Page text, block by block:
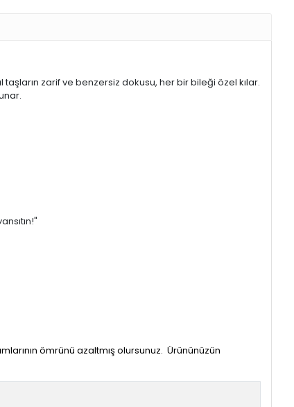
zarif ve benzersiz dokusu, her bir bileği özel kılar.
ömrünü azaltmış olursunuz. Ürününüzün